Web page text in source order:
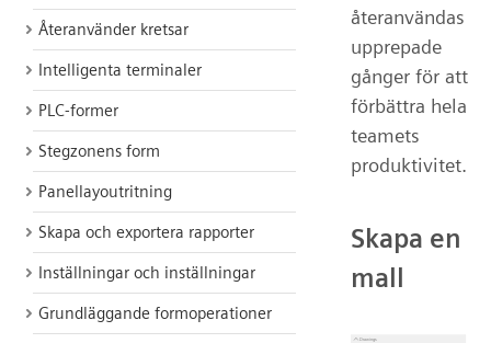
Återanvänder kretsar
Intelligenta terminaler
PLC-former
Stegzonens form
Panellayoutritning
Skapa och exportera rapporter
Inställningar och inställningar
Grundläggande formoperationer
återanvändas
upprepade
gånger för att
förbättra hela
teamets
produktivitet.
Skapa en
mall